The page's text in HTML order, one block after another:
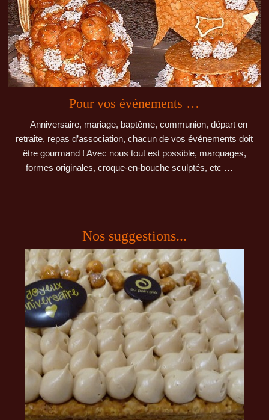
Pour vos événements …
Anniversaire, mariage, baptême, communion, départ en
retraite, repas d’association, chacun de vos événements doit
être gourmand ! Avec nous tout est possible, marquages,
formes originales, croque-en-bouche sculptés, etc …
Nos suggestions...